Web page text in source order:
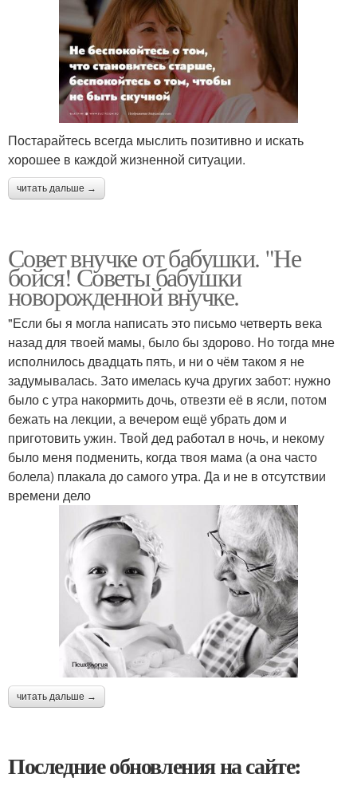
Постарайтесь всегда мыслить позитивно и искать
хорошее в каждой жизненной ситуации.
читать дальше →
Совет внучке от бабушки. "Не
бойся! Советы бабушки
новорожденной внучке.
"Если бы я могла написать это письмо четверть века
назад для твоей мамы, было бы здорово. Но тогда мне
исполнилось двадцать пять, и ни о чём таком я не
задумывалась. Зато имелась куча других забот: нужно
было с утра накормить дочь, отвезти её в ясли, потом
бежать на лекции, а вечером ещё убрать дом и
приготовить ужин. Твой дед работал в ночь, и некому
было меня подменить, когда твоя мама (а она часто
болела) плакала до самого утра. Да и не в отсутствии
времени дело
читать дальше →
Последние обновления на сайте: